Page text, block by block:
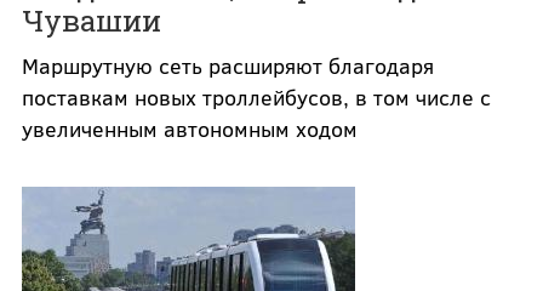
Чувашии
Маршрутную сеть расширяют благодаря
поставкам новых троллейбусов, в том числе с
увеличенным автономным ходом